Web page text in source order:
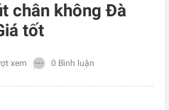
chân không Đà
tốt
xem 0 Bình luận